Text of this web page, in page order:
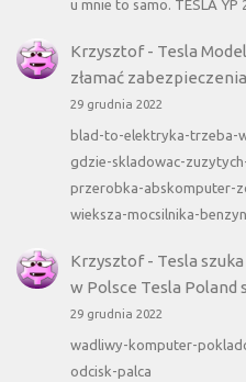
u mnie to samo. TESLA YP
Krzysztof- Tesla
złamać
29 grudnia 2022
blad-to-elektryka-trzeba-
gdzie-skladowac-
przerobka-abskomputer-
wieksza-mocsilnika-
Krzysztof- Tesla
w Polsce Tesla Poland
29 grudnia 2022
wadliwy-komputer-
odcisk-palca